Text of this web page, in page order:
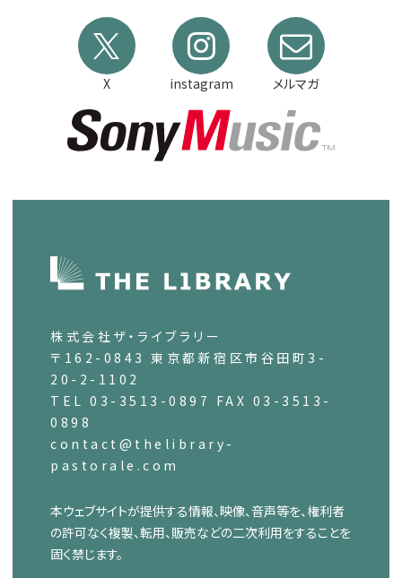
X instagram メルマガ
株式会社ザ・ライブラリー
〒162-0843 東京都新宿区市谷田町3-
20-2-1102
TEL 03-3513-0897 FAX 03-3513-
0898
contact@thelibrary-
pastorale.com
本ウェブサイトが提供する情報、映像、音声等を、権利者
の許可なく複製、転用、販売などの二次利用をすることを
固く禁じます。